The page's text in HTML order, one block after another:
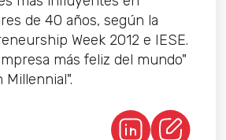
de 40 años, según la
Week 2012 e IESE.
más feliz del mundo"
Millennial".